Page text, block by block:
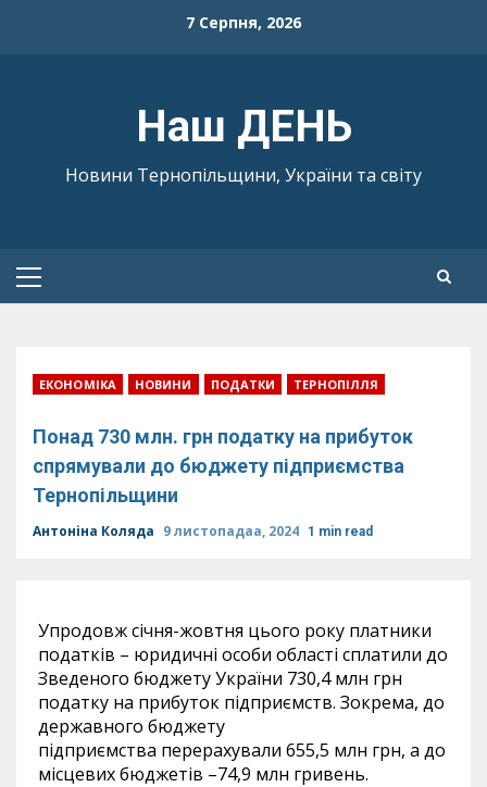
7 Серпня, 2026
Наш ДЕНЬ
Новини Тернопільщини, України та світу
Primary
ЕКОНОМІКА НОВИНИ ПОДАТКИ ТЕРНОПІЛЛЯ
Понад 730 млн. грн податку на прибуток
спрямували до бюджету підприємства
Тернопільщини
Антоніна Коляда 9 листопадаа, 2024 1 min read
Упродовж січня-жовтня цього року платники
податків – юридичні особи області сплатили до
Зведеного бюджету України 730,4 млн грн
податку на прибуток підприємств. Зокрема, до
державного бюджету
підприємства перерахували 655,5 млн грн, а до
місцевих бюджетів –74,9 млн гривень.